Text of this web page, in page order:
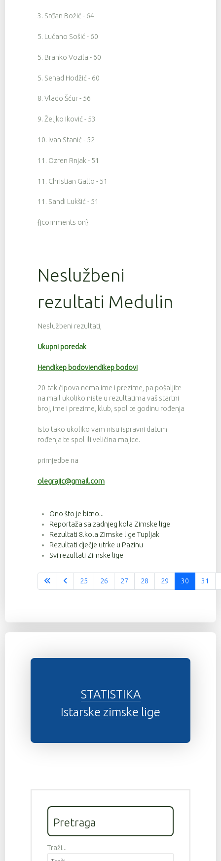
3. Srđan Božić - 64
5. Lučano Sošić - 60
5. Branko Vozila - 60
5. Senad Hodžić - 60
8. Vlado Šćur - 56
9. Željko Iković - 53
10. Ivan Stanić - 52
11. Ozren Rnjak - 51
11. Christian Gallo - 51
11. Sandi Lukšić - 51
{jcomments on}
Neslužbeni
rezultati Medulin
Neslužbeni rezultati,
Ukupni poredak
Hendikep bodoviendikep bodovi
20-tak čipova nema ime i prezime, pa pošaljite
na mail ukoliko niste u rezultatima vaš startni
broj, ime i prezime, klub, spol te godinu rođenja
Isto tako ukoliko vam nisu ispravni datum
rođenja te spol ili veličina majice.
primjedbe na
olegrajic@gmail.com
Ono što je bitno...
Reportaža sa zadnjeg kola Zimske lige
Rezultati 8.kola Zimske lige Tupljak
Rezultati dječje utrke u Pazinu
Svi rezultati Zimske lige
Stranica 30 od 37
25 26 27 28 29 30 31
STATISTIKA
Istarske zimske lige
Pretraga
Traži...